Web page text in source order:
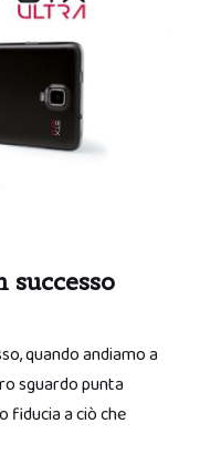
quando andiamo a
sguardo punta
fiducia a ciò che